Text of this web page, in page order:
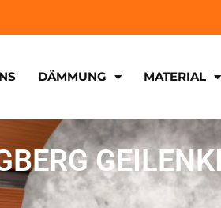
DÄMMUNG MATERIAL